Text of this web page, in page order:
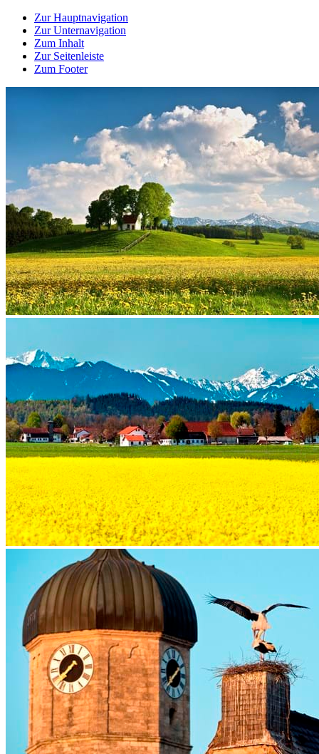
Zur Hauptnavigation
Zur Unternavigation
Zum Inhalt
Zur Seitenleiste
Zum Footer